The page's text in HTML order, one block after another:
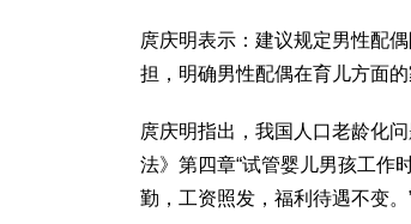
庹庆明表示：建议规定男性配
担，明确男性配偶在育儿方面
庹庆明指出，我国人口老龄化
法》第四章“试管婴儿男孩工作
勤，工资照发，福利待遇不变。